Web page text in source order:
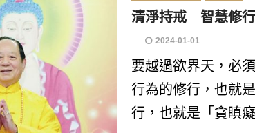
清淨持戒 智慧修行
2024-01-01
要越過欲界天，必
行為的修行，也就
行，也就是「貪瞋